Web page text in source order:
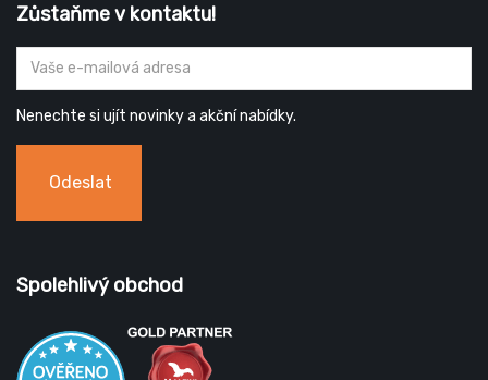
Zůstaňme v kontaktu!
Nenechte si ujít novinky a akční nabídky.
Odeslat
Spolehlivý obchod